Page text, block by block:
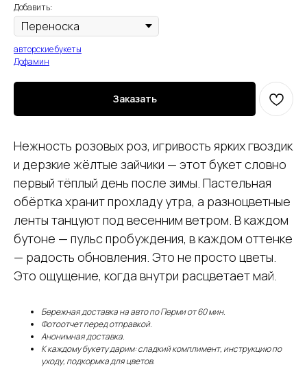
Добавить:
авторские букеты
Дофамин
Заказать
Нежность розовых роз, игривость ярких гвоздик
и дерзкие жёлтые зайчики — этот букет словно
первый тёплый день после зимы. Пастельная
обёртка хранит прохладу утра, а разноцветные
ленты танцуют под весенним ветром. В каждом
бутоне — пульс пробуждения, в каждом оттенке
— радость обновления. Это не просто цветы.
Это ощущение, когда внутри расцветает май.
Бережная доставка на авто по Перми от 60 мин.
Фотоотчет перед отправкой.
Анонимная доставка.
К каждому букету дарим: сладкий комплимент, инструкцию по
уходу, подкормка для цветов.